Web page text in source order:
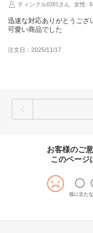
ティンクル0281さん
女性
迅速な対応ありがとうござ
可愛い商品でした
注文日：2025/11/17
お客様のご
このページ
役に立た